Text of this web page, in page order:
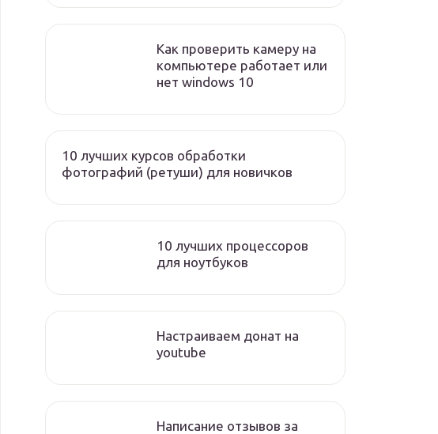
Как проверить камеру на
компьютере работает или
нет windows 10
10 лучших курсов обработки
фотографий (ретуши) для новичков
10 лучших процессоров
для ноутбуков
Настраиваем донат на
youtube
Написание отзывов за